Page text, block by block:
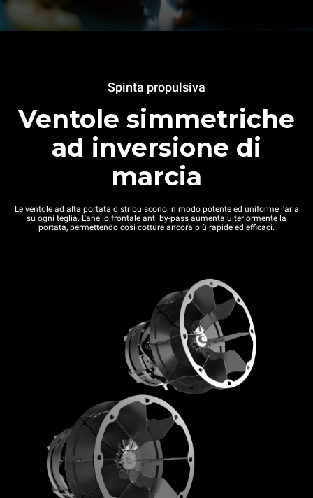
Spinta propulsiva
Ventole simmetriche
ad inversione di
marcia
Le ventole ad alta portata distribuiscono in modo potente ed uniforme l'aria
su ogni teglia. L'anello frontale anti by-pass aumenta ulteriormente la
portata, permettendo cosi cotture ancora più rapide ed efficaci.